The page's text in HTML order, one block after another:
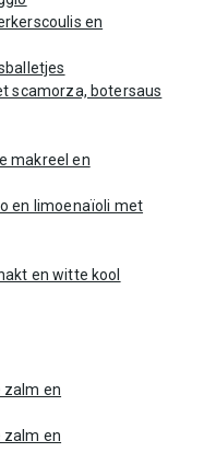
en
scamorza, botersaus
makreel en
en limoenaïoli met
en witte kool
zalm en
zalm en